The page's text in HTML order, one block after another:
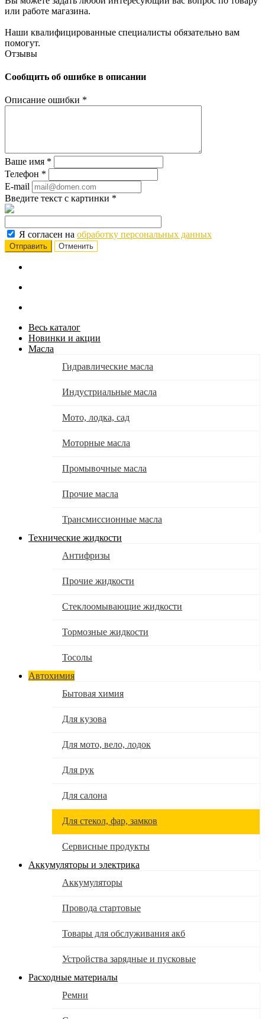
или работе магазина.
Наши квалифицированные специалисты обязательно вам
помогут.
Отзывы
Сообщить об ошибке в описании
Описание ошибки *
Ваше имя *
Телефон *
E-mail
Введите текст с картинки *
Я согласен на обработку персональных данных
Отменить
Весь каталог
Новинки и акции
Масла
Гидравлические масла
Индустриальные масла
Мото, лодка, сад
Моторные масла
Промывочные масла
Прочие масла
Трансмиссионные масла
Технические жидкости
Антифризы
Прочие жидкости
Стеклоомывающие жидкости
Тормозные жидкости
Тосолы
Автохимия
Бытовая химия
Для кузова
Для мото, вело, лодок
Для рук
Для салона
Для стекол, фар, замков
Сервисные продукты
Аккумуляторы и электрика
Аккумуляторы
Провода стартовые
Товары для обслуживания акб
Устройства зарядные и пусковые
Расходные материалы
Ремни